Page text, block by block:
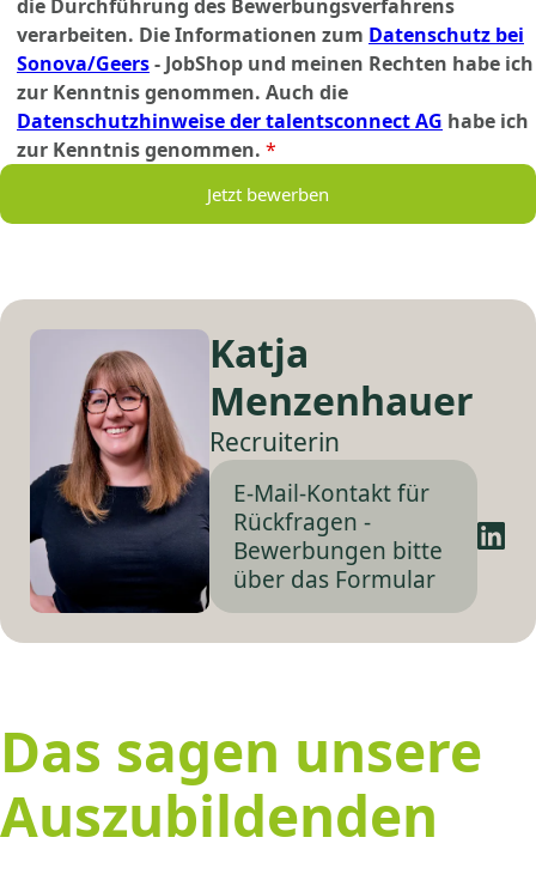
die Durchführung des Bewerbungsverfahrens
verarbeiten. Die Informationen zum Datenschutz bei
Sonova/Geers- JobShop und meinen Rechten habe ich
zur Kenntnis genommen. Auch die
Datenschutzhinweise der talentsconnect AG habe ich
zur Kenntnis genommen. *
Jetzt bewerben
Katja
Menzenhauer
Recruiterin
E-Mail-Kontakt für
Rückfragen -
Bewerbungen bitte
über das Formular
Das sagen unsere
Auszubildenden